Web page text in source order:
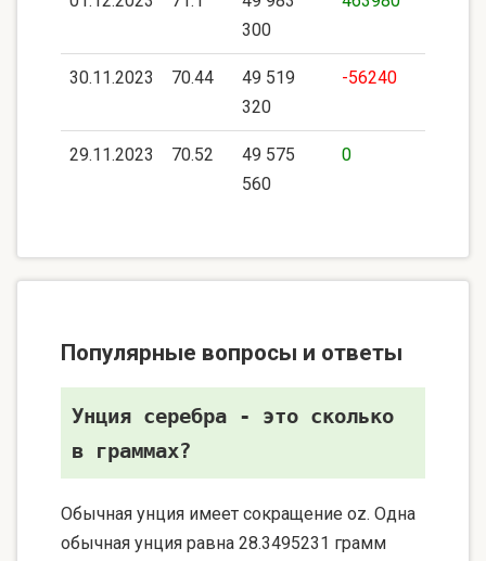
300
30.11.2023 70.44
49 519
320
-56240
29.11.2023 70.52
49 575
560
0
Популярные вопросы и ответы
Унция серебра - это сколько
в граммах?
Обычная унция имеет сокращение oz. Одна
обычная унция равна 28.3495231 грамм